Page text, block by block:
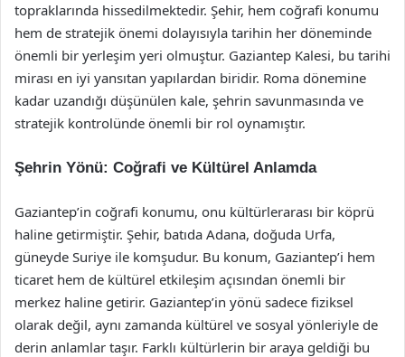
topraklarında hissedilmektedir. Şehir, hem coğrafi konumu
hem de stratejik önemi dolayısıyla tarihin her döneminde
önemli bir yerleşim yeri olmuştur. Gaziantep Kalesi, bu tarihi
mirası en iyi yansıtan yapılardan biridir. Roma dönemine
kadar uzandığı düşünülen kale, şehrin savunmasında ve
stratejik kontrolünde önemli bir rol oynamıştır.
Şehrin Yönü: Coğrafi ve Kültürel Anlamda
Gaziantep’in coğrafi konumu, onu kültürlerarası bir köprü
haline getirmiştir. Şehir, batıda Adana, doğuda Urfa,
güneyde Suriye ile komşudur. Bu konum, Gaziantep’i hem
ticaret hem de kültürel etkileşim açısından önemli bir
merkez haline getirir. Gaziantep’in yönü sadece fiziksel
olarak değil, aynı zamanda kültürel ve sosyal yönleriyle de
derin anlamlar taşır. Farklı kültürlerin bir araya geldiği bu